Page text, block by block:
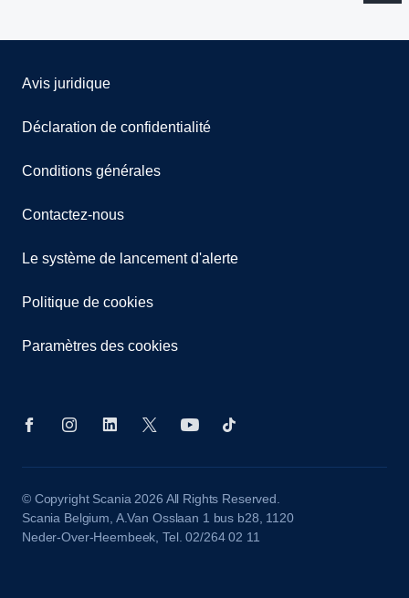
Avis juridique
Déclaration de confidentialité
Conditions générales
Contactez-nous
Le système de lancement d'alerte
Politique de cookies
Paramètres des cookies
© Copyright Scania 2026 All Rights Reserved.
Scania Belgium, A.Van Osslaan 1 bus b28, 1120
Neder-Over-Heembeek, Tel. 02/264 02 11